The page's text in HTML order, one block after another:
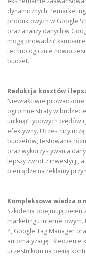
dynamicznych,
produktowych w Google
oraz analizy danych w
mogą prowadzić
technologicznie
budżet.
Redukcja kosztów i
Niewłaściwie
ogromne straty w
uniknąć typowych
efektywny. Uczestnicy
budżetów, testowania
oraz wykorzystywania
lepszy zwrot z inwestycji,
pieniądze na reklamy
Kompleksowa wiedza o
Szkolenia obejmują
marketingu internetowym.
4, Google Tag Manager
automatyzację i śledzenie
uczestnikom na pełną